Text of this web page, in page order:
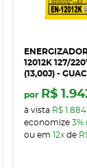
12012K 127/
(13,00J) -
por R$
à vista R$
economize3%
ou em12x de